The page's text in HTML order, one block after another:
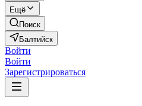
Ещё
Поиск
Балтийск
Войти
Войти
Зарегистрироваться